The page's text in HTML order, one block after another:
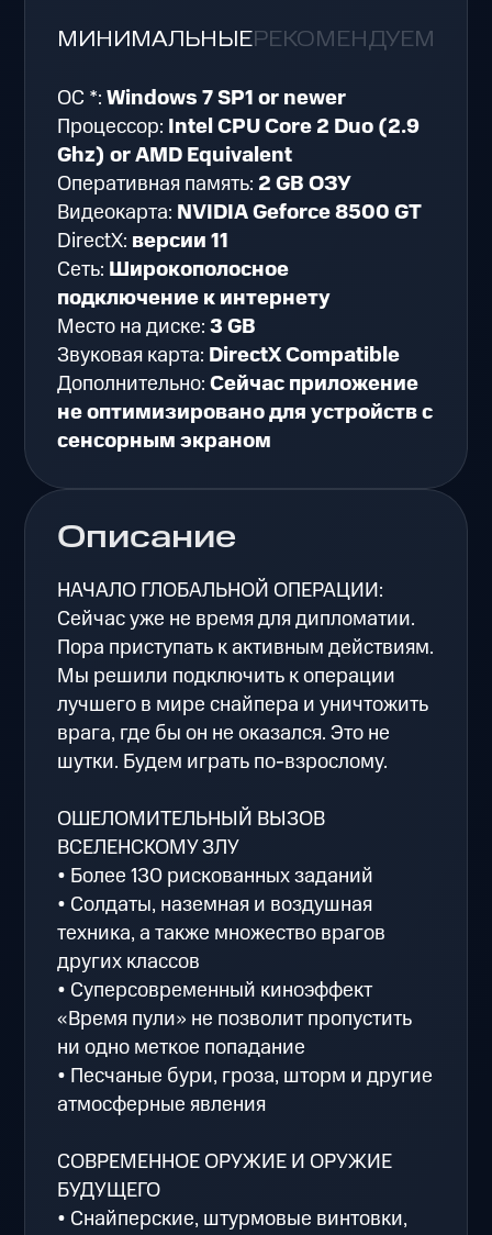
Описание
НАЧАЛО ГЛОБАЛЬНОЙ ОПЕРАЦИИ:
Сейчас уже не время для дипломатии.
Пора приступать к активным действиям.
Мы решили подключить к операции
лучшего в мире снайпера и уничтожить
врага, где бы он не оказался. Это не
шутки. Будем играть по-взрослому.
ОШЕЛОМИТЕЛЬНЫЙ ВЫЗОВ
ВСЕЛЕНСКОМУ ЗЛУ
• Более 130 рискованных заданий
• Солдаты, наземная и воздушная
техника, а также множество врагов
других классов
• Суперсовременный киноэффект
«Время пули» не позволит пропустить
ни одно меткое попадание
• Песчаные бури, гроза, шторм и другие
атмосферные явления
СОВРЕМЕННОЕ ОРУЖИЕ И ОРУЖИЕ
БУДУЩЕГО
• Снайперские, штурмовые винтовки,
МИНИМАЛЬНЫЕРЕКОМЕНДУЕМЫЕ
ОС *:Windows 7 SP1 or newer
Процессор: Intel CPU Core 2 Duo (2.9
Ghz) or AMD Equivalent
Оперативная память: 2 GB ОЗУ
Видеокарта: NVIDIA Geforce 8500 GT
DirectX: версии 11
Сеть: Широкополосное
подключение к интернету
Место на диске:3 GB
Звуковая карта: DirectX Compatible
Дополнительно:Сейчас приложение
не оптимизировано для устройств с
сенсорным экраном